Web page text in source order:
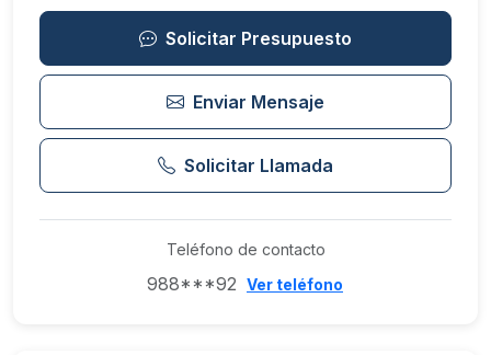
Solicitar Presupuesto
Enviar Mensaje
Solicitar Llamada
Teléfono de contacto
988***92 Ver teléfono